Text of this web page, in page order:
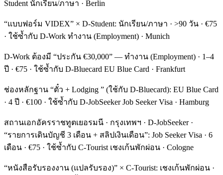
Student นักเรียน/ภาษา · Berlin
“แบบฟอร์ม VIDEX” × D-Student: นักเรียน/ภาษา · >90 วัน · €75
· ใช้ซ้ำกับ D-Work ทำงาน (Employment) · Munich
D-Work ต้องมี “ประกัน €30,000” — ทำงาน (Employment) · 1–4
ปี · €75 · ใช้ซ้ำกับ D-Bluecard EU Blue Card · Frankfurt
ช่องหลักฐาน “ตั๋ว + Lodging ” (ใช้กับ D-Bluecard): EU Blue Card
· 4 ปี · €100 · ใช้ซ้ำกับ D-JobSeeker Job Seeker Visa · Hamburg
สถานเอกอัครราชทูตเยอรมนี · กรุงเทพฯ · D-JobSeeker ·
“รายการเดินบัญชี 3 เดือน + สลิปเงินเดือน”: Job Seeker Visa · 6
เดือน · €75 · ใช้ซ้ำกับ C-Tourist เชงเก้นพักผ่อน · Cologne
“หนังสือรับรองงาน (แปลรับรอง)” × C-Tourist: เชงเก้นพักผ่อน ·